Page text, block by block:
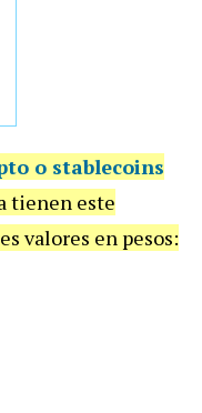
o stablecoins
tienen este
valores en pesos: